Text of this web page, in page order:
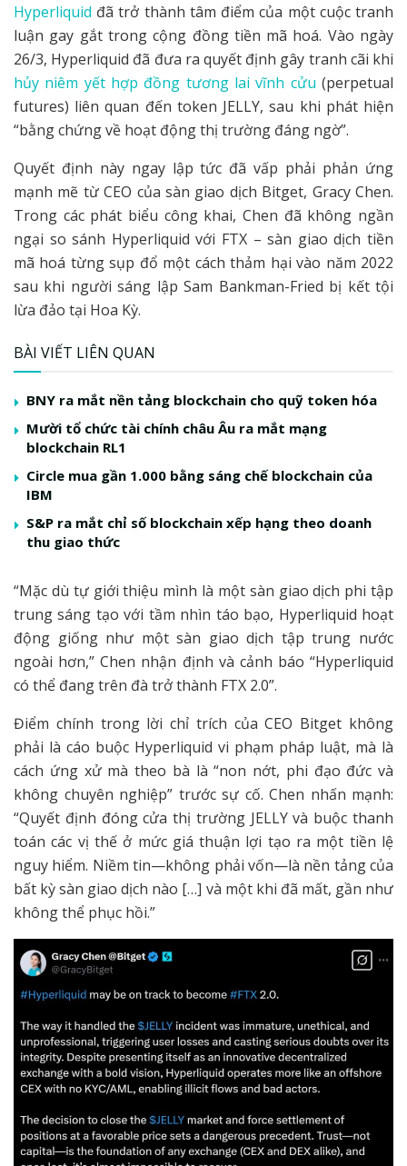
Hyperliquid đã trở thành tâm điểm của một cuộc tranh
luận gay gắt trong cộng đồng tiền mã hoá. Vào ngày
26/3, Hyperliquid đã đưa ra quyết định gây tranh cãi khi
hủy niêm yết hợp đồng tương lai vĩnh cửu (perpetual
futures) liên quan đến token JELLY, sau khi phát hiện
“bằng chứng về hoạt động thị trường đáng ngờ”.
Quyết định này ngay lập tức đã vấp phải phản ứng
mạnh mẽ từ CEO của sàn giao dịch Bitget, Gracy Chen.
Trong các phát biểu công khai, Chen đã không ngần
ngại so sánh Hyperliquid với FTX – sàn giao dịch tiền
mã hoá từng sụp đổ một cách thảm hại vào năm 2022
sau khi người sáng lập Sam Bankman-Fried bị kết tội
lừa đảo tại Hoa Kỳ.
BÀI VIẾT LIÊN QUAN
BNY ra mắt nền tảng blockchain cho quỹ token hóa
Mười tổ chức tài chính châu Âu ra mắt mạng
blockchain RL1
Circle mua gần 1.000 bằng sáng chế blockchain của
IBM
S&P ra mắt chỉ số blockchain xếp hạng theo doanh
thu giao thức
“Mặc dù tự giới thiệu mình là một sàn giao dịch phi tập
trung sáng tạo với tầm nhìn táo bạo, Hyperliquid hoạt
động giống như một sàn giao dịch tập trung nước
ngoài hơn,” Chen nhận định và cảnh báo “Hyperliquid
có thể đang trên đà trở thành FTX 2.0”.
Điểm chính trong lời chỉ trích của CEO Bitget không
phải là cáo buộc Hyperliquid vi phạm pháp luật, mà là
cách ứng xử mà theo bà là “non nớt, phi đạo đức và
không chuyên nghiệp” trước sự cố. Chen nhấn mạnh:
“Quyết định đóng cửa thị trường JELLY và buộc thanh
toán các vị thế ở mức giá thuận lợi tạo ra một tiền lệ
nguy hiểm. Niềm tin—không phải vốn—là nền tảng của
bất kỳ sàn giao dịch nào […] và một khi đã mất, gần như
không thể phục hồi.”